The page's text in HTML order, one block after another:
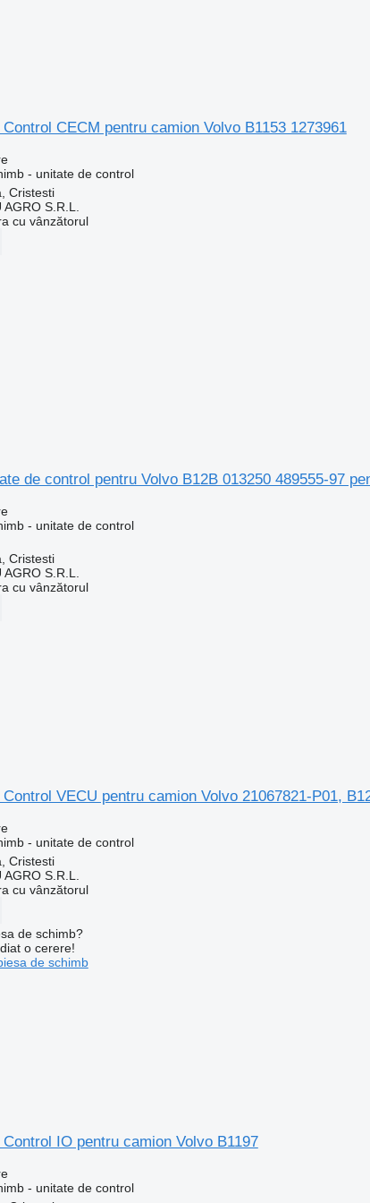
CECM pentru camion Volvo B1153 1273961
- unitate de control
Cristesti
S.R.L.
cu vânzătorul
de control pentru Volvo B12B 013250 489555-97
- unitate de control
Cristesti
S.R.L.
cu vânzătorul
VECU pentru camion Volvo 21067821-P01,
- unitate de control
Cristesti
S.R.L.
cu vânzătorul
de schimb?
o cerere!
de schimb
IO pentru camion Volvo B1197
- unitate de control